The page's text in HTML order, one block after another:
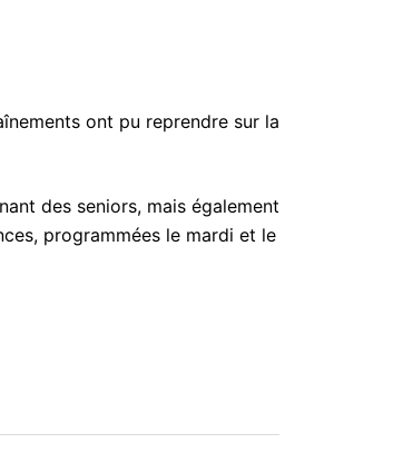
ont pu reprendre sur la
des seniors, mais également
programmées le mardi et le